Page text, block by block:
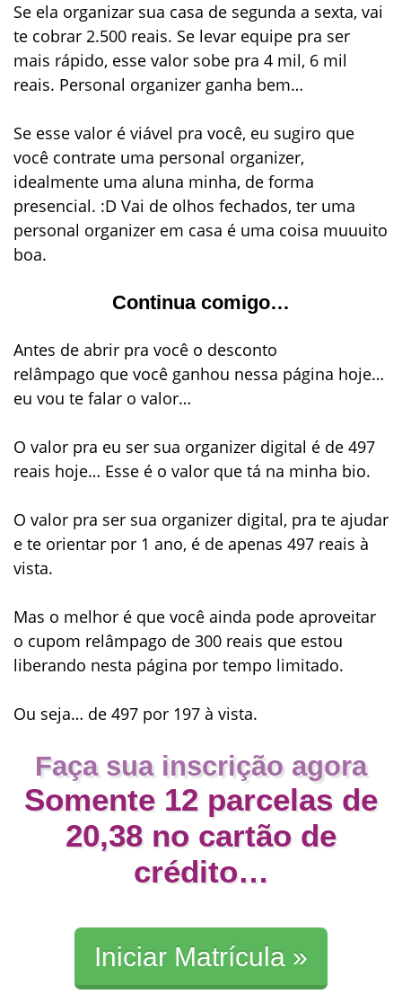
Se ela organizar sua casa de segunda a sexta, vai
te cobrar 2.500 reais. Se levar equipe pra ser
mais rápido, esse valor sobe pra 4 mil, 6 mil
reais. Personal organizer ganha bem…
Se esse valor é viável pra você, eu sugiro que
você contrate uma personal organizer,
idealmente uma aluna minha, de forma
presencial. :D Vai de olhos fechados, ter uma
personal organizer em casa é uma coisa muuuito
boa.
Continua comigo…
Antes de abrir pra você o desconto
relâmpago que você ganhou nessa página hoje…
eu vou te falar o valor…
O valor pra eu ser sua organizer digital é de 497
reais hoje… Esse é o valor que tá na minha bio.
O valor pra ser sua organizer digital, pra te ajudar
e te orientar por 1 ano, é de apenas 497 reais à
vista.
Mas o melhor é que você ainda pode aproveitar
o cupom relâmpago de 300 reais que estou
liberando nesta página por tempo limitado.
Ou seja… de 497 por 197 à vista.
Faça sua inscriçãoagora
Somente 12 parcelas de
20,38no cartão de
crédito…
Iniciar Matrícula »